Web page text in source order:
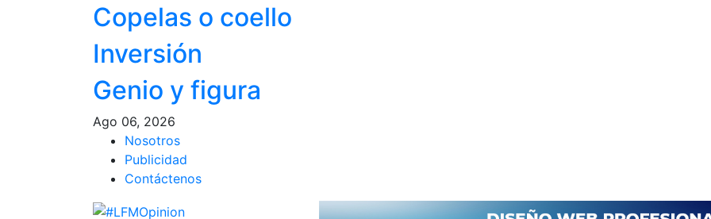
Copelas o coello
Inversión
Genio y figura
Ago 06, 2026
Nosotros
Publicidad
Contáctenos